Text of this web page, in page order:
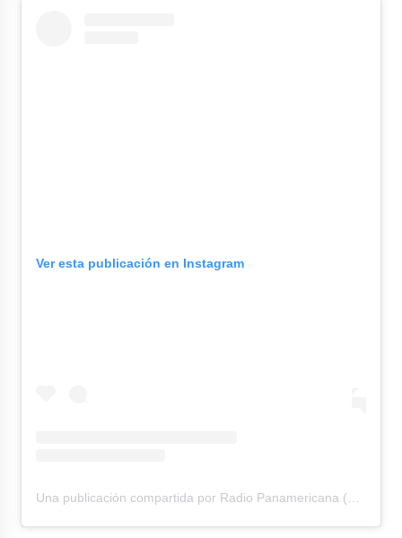
Ver esta publicación en Instagram